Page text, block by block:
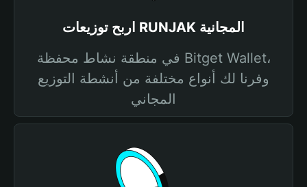
اربح توزيعات RUNJAK المجانية
في منطقة نشاط محفظة Bitget Wallet،
وفرنا لك أنواع مختلفة من أنشطة التوزيع
المجاني